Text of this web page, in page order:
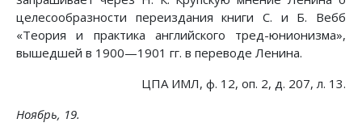
целесообразности переиздания книги С. и Б. Вебб
«Теория и практика английского тред-юнионизма»,
вышедшей в 1900—1901 гг. в переводе Ленина.
ЦПА ИМЛ, ф. 12, оп. 2, д. 207, л. 13.
Ноябрь, 19.